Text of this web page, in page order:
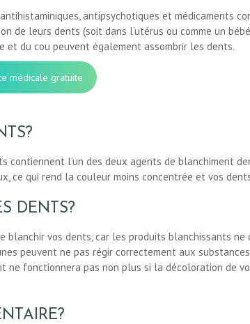
antipsychotiques et médicaments
leurs dents (soit dans l’utérus ou comme un
du cou peuvent également assombrir les dents.
médicale gratuite
contiennent l’un des deux agents de blanchiment
ce qui rend la couleur moins concentrée et vos
DENTS?
blanchir vos dents, car les produits blanchissants
peuvent ne pas régir correctement aux
fonctionnera pas non plus si la décoloration de